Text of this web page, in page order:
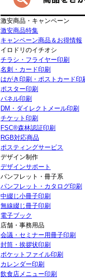
激安商品・キャンペーン
激安商品特集
キャンペーン商品＆お得情報
イロドリのイチオシ
チラシ・フライヤー印刷
名刺・カード印刷
はがき印刷・ポストカード印
ポスター印刷
パネル印刷
DM・ダイレクトメール印刷
チケット印刷
FSC®森林認証印刷
RGB対応商品
ポスティングサービス
デザイン制作
デザインサポート
パンフレット・冊子系
パンフレット・カタログ印刷
中綴じ小冊子印刷
無線綴じ冊子印刷
電子ブック
店舗・事務用品
会議・セミナー用冊子印刷
封筒・挨拶状印刷
ポケットファイル印刷
カレンダー印刷
飲食店メニュー印刷